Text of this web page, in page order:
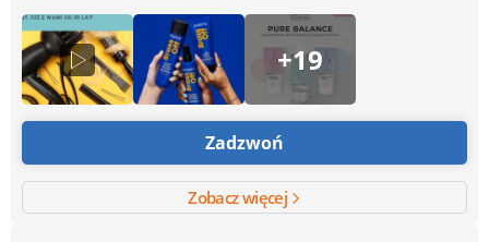
+19
Zadzwoń
Zobacz więcej